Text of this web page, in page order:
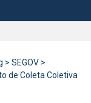
> SEGOV >
de Coleta Coletiva